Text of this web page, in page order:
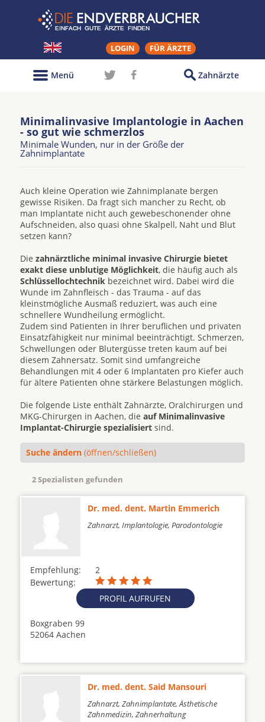
LOGIN FÜR ÄRZTE
Zahnärzte
Menü
Minimalinvasive Implantologie in Aachen
- so gut wie schmerzlos
Minimale Wunden, nur in der Größe der
Zahnimplantate
Auch kleine Operation wie Zahnimplanate bergen
gewisse Risiken. Da fragt sich mancher zu Recht, ob
man Implantate nicht auch gewebeschonender ohne
Aufschneiden, also quasi ohne Skalpell, Naht und Blut
setzen kann?
Die zahnärztliche minimal invasive Chirurgie bietet
exakt diese unblutige Möglichkeit, die häufig auch als
Schlüssellochtechnik bezeichnet wird. Dabei wird die
Wunde im Zahnfleisch - das Trauma - auf das
kleinstmögliche Ausmaß reduziert, was auch eine
schnellere Wundheilung ermöglicht.
Zudem sind Patienten in Ihrer beruflichen und privaten
Einsatzfähigkeit nur minimal beeinträchtigt. Schmerzen,
Schwellungen oder Blutergüsse treten kaum auf bei
diesem Zahnersatz. Somit sind umfangreiche
Behandlungen mit 4 oder 6 Implantaten pro Kiefer auch
für ältere Patienten ohne stärkere Belastungen möglich.
Die folgende Liste enthält Zahnärzte, Oralchirurgen und
MKG-Chirurgen in Aachen, die auf Minimalinvasive
Implantat-Chirurgie spezialisiert sind.
Suche ändern (öffnen/schließen)
2 Spezialisten gefunden
Dr. med. dent. Martin Emmerich
Zahnarzt, Implantologie, Parodontologie
Empfehlung:
2
Bewertung:
PROFIL AUFRUFEN
Boxgraben 99
52064 Aachen
Dr. med. dent. Said Mansouri
Zahnarzt, Zahnimplantate, Ästhetische
Zahnmedizin, Zahnerhaltung